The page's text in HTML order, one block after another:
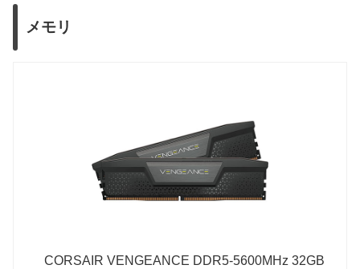
メモリ
CORSAIR VENGEANCE DDR5-5600MHz 32GB